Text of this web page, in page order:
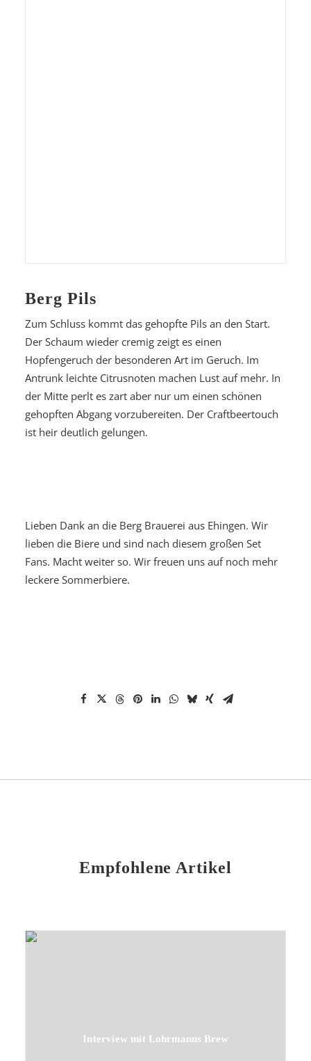
Berg Pils
Zum Schluss kommt das gehopfte Pils an den Start.
Der Schaum wieder cremig zeigt es einen
Hopfengeruch der besonderen Art im Geruch. Im
Antrunk leichte Citrusnoten machen Lust auf mehr. In
der Mitte perlt es zart aber nur um einen schönen
gehopften Abgang vorzubereiten. Der Craftbeertouch
ist heir deutlich gelungen.
Lieben Dank an die Berg Brauerei aus Ehingen. Wir
lieben die Biere und sind nach diesem großen Set
Fans. Macht weiter so. Wir freuen uns auf noch mehr
leckere Sommerbiere.
Empfohlene Artikel
Interview mit Lohrmanns Brew